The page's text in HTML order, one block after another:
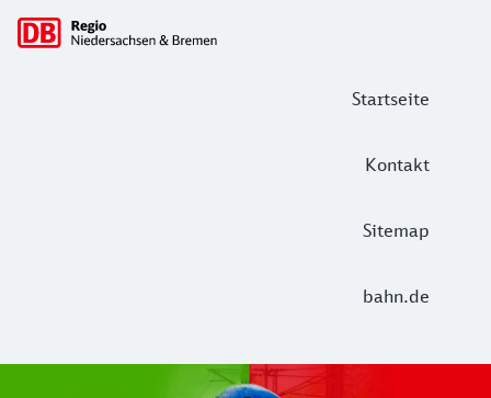
Startseite
Kontakt
Sitemap
bahn.de
Hauptnavigation
Start Unterelbe und Start